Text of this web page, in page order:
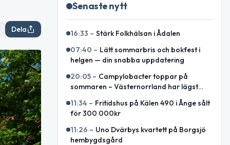
Dela
Senaste nytt
16:33 – Stärk Folkhälsan i Ådalen
07:40 – Lätt sommarbris och bokfest i
helgen — din snabba uppdatering
20:05 – Campylobacter toppar på
sommaren – Västernorrland har lägst
11:34 – Fritidshus på Kälen 490 i Ånge sålt
för 300 000kr
11:26 – Uno Dvärbys kvartett på Borgsjö
hembygdsgård